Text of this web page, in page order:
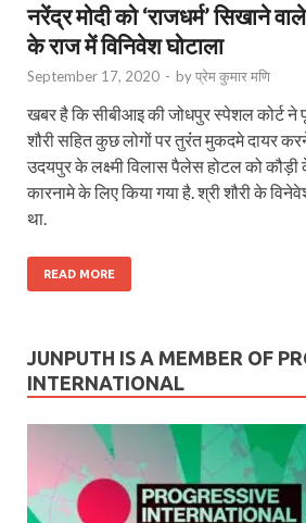
नरेंद्र मोदी को ‘राजधर्म’ सिखाने
के राज में विनिवेश घोटाला
September 17, 2020 - byप्रेम कुमार मणि
खबर है कि सीबीआइ की जोधपुर स्पेशल कोर्ट ने
शौरी सहित कुछ लोगों पर तुरंंत मुकदमे दायर
उदयपुर के लक्ष्मी विलास पैलेस होटल को
कारनामे के लिए किया गया है. श्री शौरी के
था.
READ MORE
JUNPUTH IS A MEMBER OF
INTERNATIONAL